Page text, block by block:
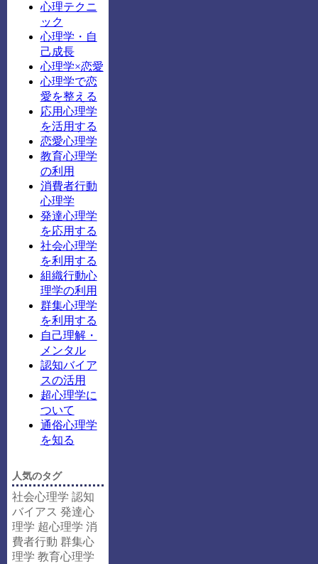
心理テクニ
ック
心理学・自
己成長
心理学×恋愛
心理学で恋
愛を整える
応用心理学
を活用する
恋愛心理学
教育心理学
の利用
消費者行動
心理学
発達心理学
を応用する
社会心理学
を利用する
組織行動心
理学の利用
群集心理学
を利用する
自己理解・
メンタル
認知バイア
スの活用
超心理学に
ついて
通俗心理学
を知る
人気のタグ
社会心理学 認知
バイアス 発達心
理学 超心理学 消
費者行動 群集心
理学 教育心理学